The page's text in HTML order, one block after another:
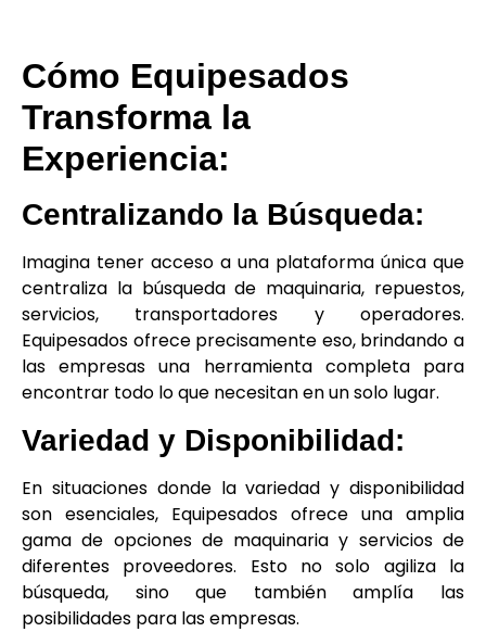
Cómo Equipesados
Transforma la
Experiencia:
Centralizando la Búsqueda:
Imagina tener acceso a una plataforma única que
centraliza la búsqueda de maquinaria, repuestos,
servicios, transportadores y operadores.
Equipesados ofrece precisamente eso, brindando a
las empresas una herramienta completa para
encontrar todo lo que necesitan en un solo lugar.
Variedad y Disponibilidad:
En situaciones donde la variedad y disponibilidad
son esenciales, Equipesados ofrece una amplia
gama de opciones de maquinaria y servicios de
diferentes proveedores. Esto no solo agiliza la
búsqueda, sino que también amplía las
posibilidades para las empresas.